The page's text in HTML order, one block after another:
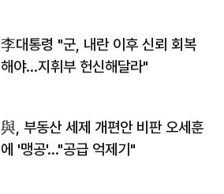
李대통령 "군, 내란 이후 신뢰 회복
해야…지휘부 헌신해달라"
與, 부동산 세제 개편안 비판 오세훈
에 '맹공'…"공급 억제기"